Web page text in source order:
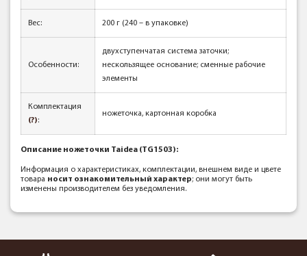
Вес: 200 г (240 – в упаковке)
Особенности:
двухступенчатая система заточки;
нескользящее основание; сменные рабочие
элементы
Комплектация
(?):
ножеточка, картонная коробка
Описание ножеточки Taidea (TG1503):
Информация о характеристиках, комплектации, внешнем виде и цвете
товара носит ознакомительный характер; они могут быть
изменены производителем без уведомления.